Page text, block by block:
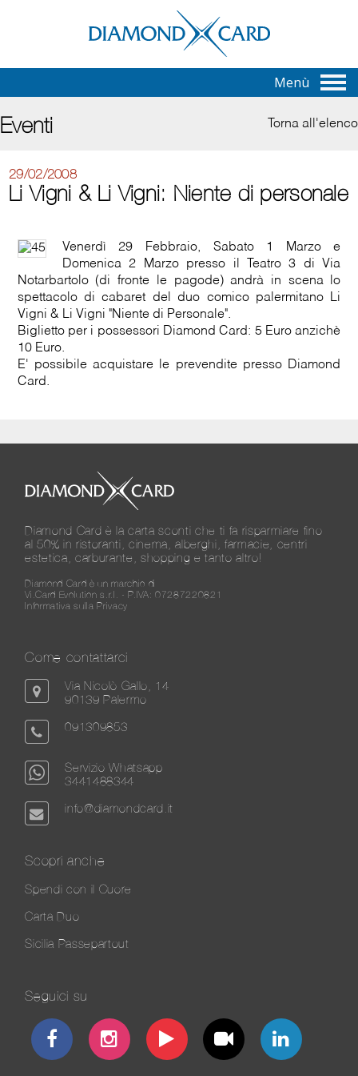
Menù
Eventi Torna all'elenco
29/02/2008
Li Vigni & Li Vigni: Niente di personale
Venerdì 29 Febbraio, Sabato 1 Marzo e
Domenica 2 Marzo presso il Teatro 3 di Via
Notarbartolo (di fronte le pagode) andrà in scena lo
spettacolo di cabaret del duo comico palermitano Li
Vigni & Li Vigni "Niente di Personale".
Biglietto per i possessori Diamond Card: 5 Euro anzichè
10 Euro.
E' possibile acquistare le prevendite presso Diamond
Card.
Diamond Card è la carta sconti che ti fa risparmiare fino
al 50% in ristoranti, cinema, alberghi, farmacie, centri
estetica, carburante, shopping e tanto altro!
Diamond Card è un marchio di
Vi.Card Evolution s.r.l. - P.IVA: 07287220821
Informativa sulla Privacy
Come contattarci
Via Nicolò Gallo, 14
90139 Palermo
091309853
Servizio Whatsapp
3441488344
info@diamondcard.it
Scopri anche
Spendi con il Cuore
Carta Duo
Sicilia Passepartout
Seguici su